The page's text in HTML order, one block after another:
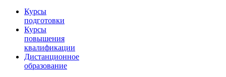
Курсы
подготовки
Курсы
повышения
квалификации
Дистанционное
образование